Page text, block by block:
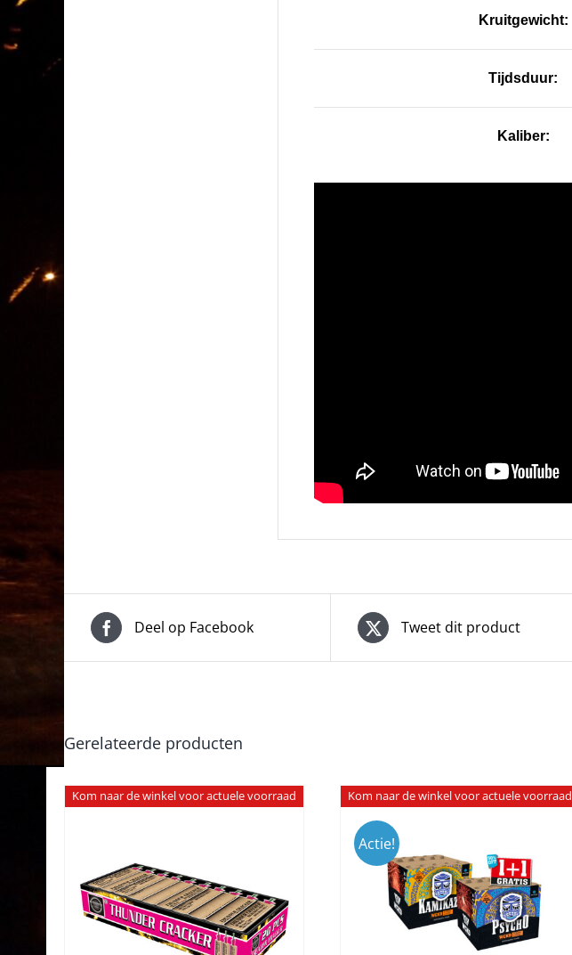
Kruitgewicht:
Tijdsduur:
Kaliber:
Deel op Facebook Tweet dit product
Gerelateerde producten
Kom naar de winkel voor actuele voorraad Kom naar de winkel voor actuele voorraad
Actie!